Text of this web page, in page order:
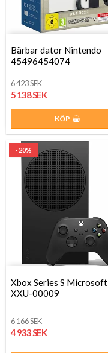
Bärbar dator Nintendo
45496454074
6 423 SEK
5 138 SEK
KÖP
- 20%
Xbox Series S Microsoft
XXU-00009
6 166 SEK
4 933 SEK